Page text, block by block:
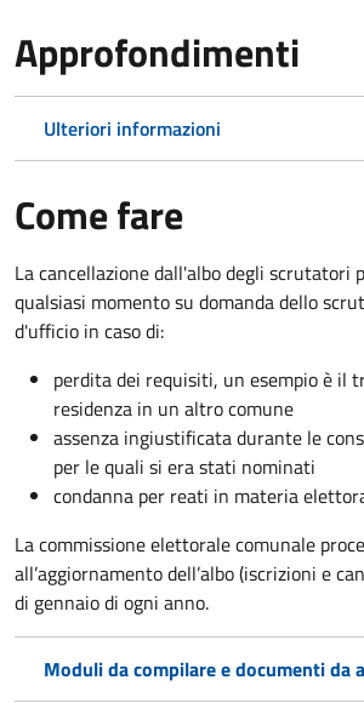
Approfondimenti
Ulteriori informazioni
Come fare
La cancellazione dall'albo degli scrutatori
qualsiasi momento su domanda dello
d'ufficio in caso di:
perdita dei requisiti, un esempio è il
residenza in un altro comune
assenza ingiustificata durante le
per le quali si era stati nominati
condanna per reati in materia
La commissione elettorale comunale
all’aggiornamento dell’albo (iscrizioni e
di gennaio di ogni anno.
Moduli da compilare e documenti da